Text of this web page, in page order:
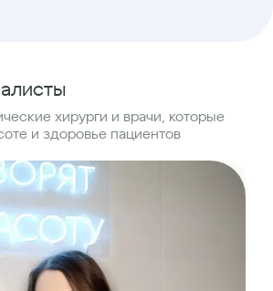
хирурги и врачи, которые
и здоровье пациентов